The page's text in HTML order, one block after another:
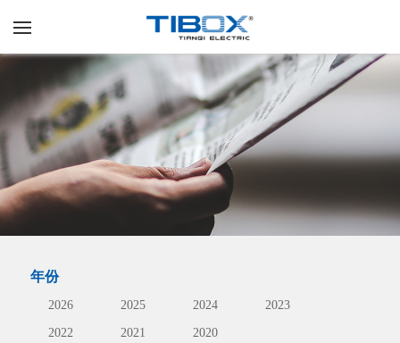
年份
2026 2025 2024 2023
2022 2021 2020